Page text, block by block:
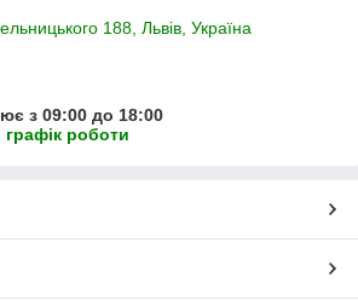
188, Львів, Україна
з 09:00 до 18:00
роботи